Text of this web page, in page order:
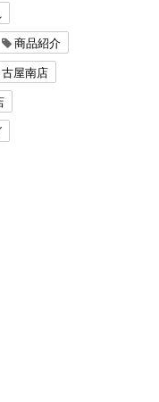
商品紹介
屋南店